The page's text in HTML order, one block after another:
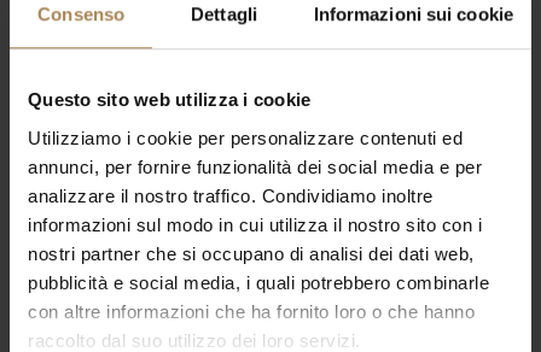
Consenso Dettagli Informazioni sui cookie
Questo sito web utilizza i cookie
Utilizziamo i cookie per personalizzare contenuti ed
annunci, per fornire funzionalità dei social media e per
analizzare il nostro traffico. Condividiamo inoltre
informazioni sul modo in cui utilizza il nostro sito con i
nostri partner che si occupano di analisi dei dati web,
pubblicità e social media, i quali potrebbero combinarle
con altre informazioni che ha fornito loro o che hanno
raccolto dal suo utilizzo dei loro servizi.
viste